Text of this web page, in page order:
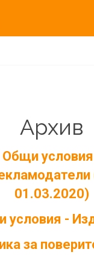
Архив
Общи
01.03.2020)
условия -
за